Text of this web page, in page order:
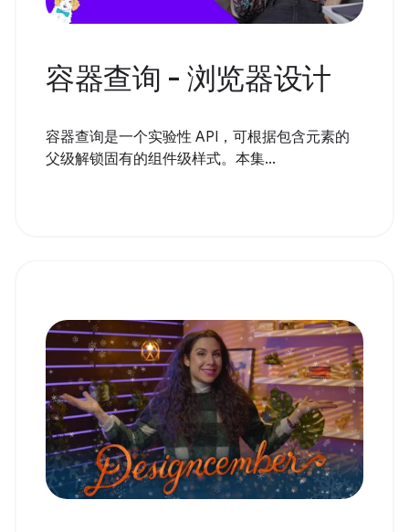
容器查询 - 浏览器设计
容器查询是一个实验性 API，可根据包含元素的
父级解锁固有的组件级样式。本集...